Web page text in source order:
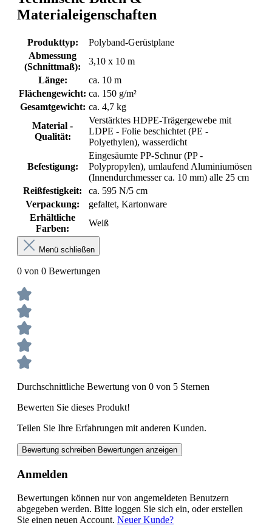
Materialeigenschaften
Produkttyp:
Polyband-Gerüstplane
Abmessung
(Schnittmaß):
3,10 x 10 m
Länge:
ca. 10 m
Flächengewicht: ca. 150 g/m²
Gesamtgewicht: ca. 4,7 kg
Material -
Qualität:
Verstärktes HDPE-Trägergewebe mit
LDPE - Folie beschichtet (PE -
Polyethylen), wasserdicht
Befestigung:
Eingesäumte PP-Schnur (PP -
Polypropylen), umlaufend Aluminiumösen
(Innendurchmesser ca. 10 mm) alle 25 cm
Reißfestigkeit:
ca. 595 N/5 cm
Verpackung:
gefaltet, Kartonware
Erhältliche
Farben:
Weiß
Menü schließen
0 von 0 Bewertungen
Durchschnittliche Bewertung von 0 von 5 Sternen
Bewerten Sie dieses Produkt!
Teilen Sie Ihre Erfahrungen mit anderen Kunden.
Bewertung schreiben Bewertungen anzeigen
Anmelden
Bewertungen können nur von angemeldeten Benutzern
abgegeben werden. Bitte loggen Sie sich ein, oder erstellen
Sie einen neuen Account. Neuer Kunde?